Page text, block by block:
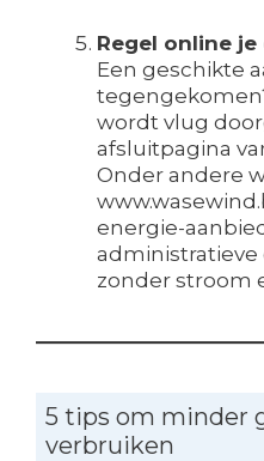
Regel online
Een geschikte
tegengekomen?
wordt vlug
afsluitpagina
Onder andere
energie-
administratieve
zonder stroom
5 tips om minder
verbruiken